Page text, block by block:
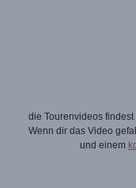
die Tourenvideos
Wenn dir das Video
und einem